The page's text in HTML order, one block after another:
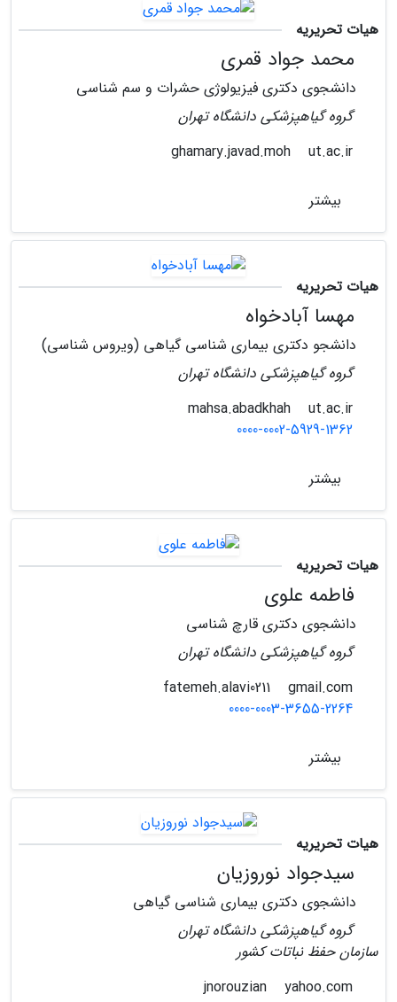
هیات تحریریه
محمد جواد قمری
دانشجوی دکتری فیزیولوژی حشرات و سم شناسی
گروه گیاهپزشکی دانشگاه تهران
ut.ac.ir
بیشتر
هیات تحریریه
مهسا آبادخواه
دانشجو دکتری بیماری شناسی گیاهی (ویروس شناسی)
گروه گیاهپزشکی دانشگاه تهران
ut.ac.ir
0000-0002-5929-1362
بیشتر
هیات تحریریه
فاطمه علوی
دانشجوی دکتری قارچ شناسی
گروه گیاهپزشکی دانشگاه تهران
gmail.com
0000-0003-3655-2264
بیشتر
هیات تحریریه
سیدجواد نوروزیان
دانشجوی دکتری بیماری شناسی گیاهی
گروه گیاهپزشکی دانشگاه تهران
سازمان حفظ نباتات کشور
yahoo.com